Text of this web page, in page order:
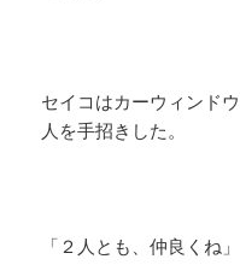
セイコはカーウィンド
人を手招きした。
「２人とも、仲良くね」